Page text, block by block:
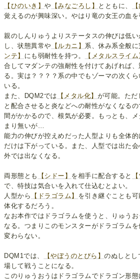
【ひのいき】や 【みなごろし】 とともに、
覚えるのが興味深い。やはり竜の女王の血を
親のしんりゅうよりステータスの伸びは低
し、状態異常や 【ルカニ】 系、休み系全般に
ンテ】 にも弱耐性を持つ。 【メタルスライム
合してマダンテの強耐性を付けてあげれば
る。実は？？？？系の中でもゾーマの次く
いる。
また、DQM2では
【メタル化】 が可能。た
と配合させると炎などへの耐性がなくなる
間がかかるので、根気が必要。もっとも、
まり無いが…
能力の伸びが控えめだった人型よりも全体
だけは下がっている。また、人型では出た
外では出なくなる。
両形態とも 【シドー】 を相手に配合すると
で、特技は気合いを入れて仕込むとよい。
人型から
【ドラゴラム】 を引き継ぐことも
体化するだろう。
なお本作ではドラゴラムを使うと、りゅう
なる。つまりこのモンスターがドラゴラム
変わらない。
DQM1では、 【やぼうのとびら】のぬしとし
場して戦うことになる。
このりゅうおうはドラゴラムでドラゴン形